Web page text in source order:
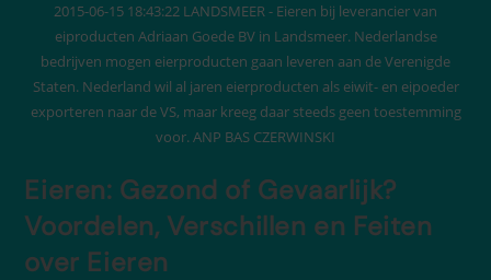
2015-06-15 18:43:22 LANDSMEER - Eieren bij leverancier van
eiproducten Adriaan Goede BV in Landsmeer. Nederlandse
bedrijven mogen eierproducten gaan leveren aan de Verenigde
Staten. Nederland wil al jaren eierproducten als eiwit- en eipoeder
exporteren naar de VS, maar kreeg daar steeds geen toestemming
voor. ANP BAS CZERWINSKI
Eieren: Gezond of Gevaarlijk?
Voordelen, Verschillen en Feiten
over Eieren